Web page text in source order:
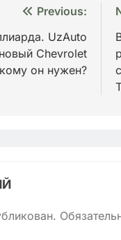
Previous:
UzAuto
Chevrolet
он нужен?